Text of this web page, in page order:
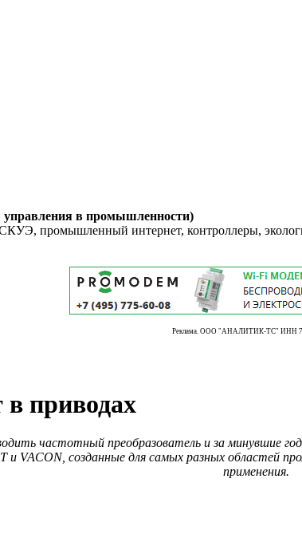
в промышленности)
промышленный интернет, контроллеры,
Реклама. ООО "АНАЛИТИК-ТС" ИНН
в приводах
частотный преобразователь и за минувшие
VACON, созданные для самых разных областей
применения.